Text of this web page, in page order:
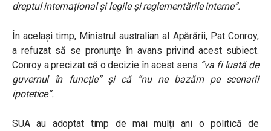
dreptul internațional și legile și reglementările interne”.
În același timp, Ministrul australian al Apărării, Pat Conroy,
a refuzat să se pronunțe în avans privind acest subiect.
Conroy a precizat că o decizie în acest sens “va fi luată de
guvernul în funcție” și că
“nu ne bazăm pe scenarii
ipotetice”.
SUA au adoptat timp de mai mulți ani o politică de